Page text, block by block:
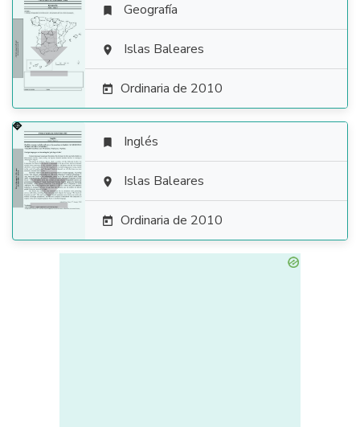

 Geografía
 Islas Baleares
 Ordinaria de 2010

 Inglés
 Islas Baleares
 Ordinaria de 2010